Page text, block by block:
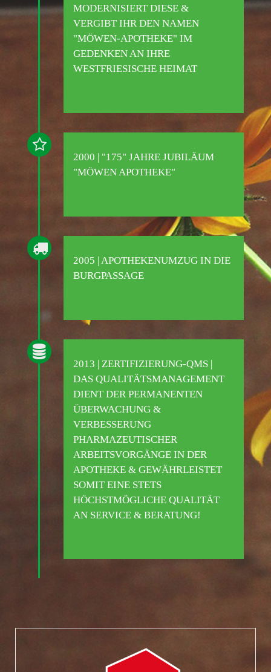
MODERNISIERT DIESE &
VERGIBT IHR DEN NAMEN
"MÖWEN-APOTHEKE" IM
GEDENKEN AN IHRE
WESTFRIESISCHE HEIMAT
2000 | "175" JAHRE JUBILÄUM
"MÖWEN APOTHEKE"
2005 | APOTHEKENUMZUG IN DIE
BURGPASSAGE
2013 | ZERTIFIZIERUNG-QMS |
DAS QUALITÄTSMANAGEMENT
DIENT DER PERMANENTEN
ÜBERWACHUNG &
VERBESSERUNG
PHARMAZEUTISCHER
ARBEITSVORGÄNGE IN DER
APOTHEKE & GEWÄHRLEISTET
SOMIT EINE STETS
HÖCHSTMÖGLICHE QUALITÄT
AN SERVICE & BERATUNG!